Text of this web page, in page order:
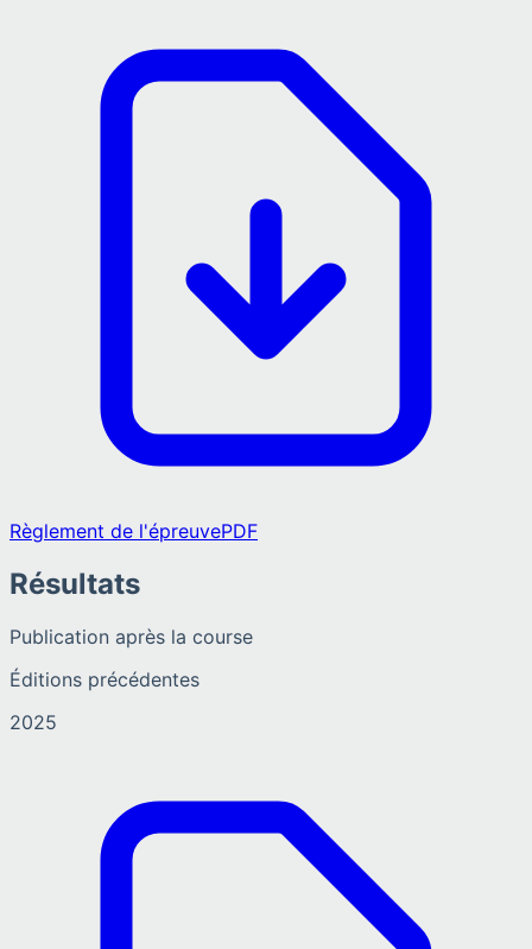
Règlement de l'épreuvePDF
Résultats
Publication après la course
Éditions précédentes
2025